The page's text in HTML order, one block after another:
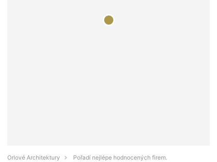
Orlové Architektury
Pořadí nejlépe hodnocených firem.